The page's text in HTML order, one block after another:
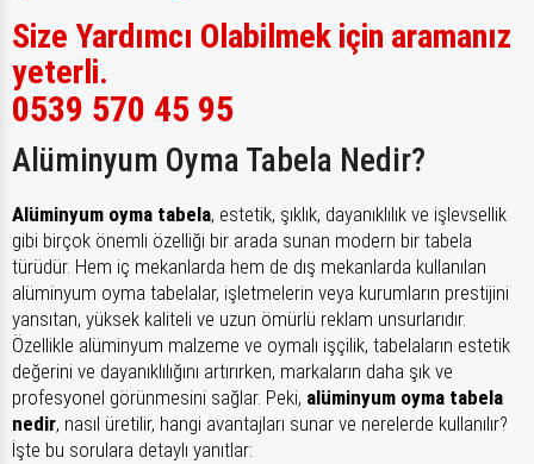
Size Yardımcı Olabilmek için aramanız
yeterli.
0539 570 45 95
Alüminyum Oyma Tabela Nedir?
Alüminyum oyma tabela, estetik, şıklık, dayanıklılık ve işlevsellik
gibi birçok önemli özelliği bir arada sunan modern bir tabela
türüdür. Hem iç mekanlarda hem de dış mekanlarda kullanılan
alüminyum oyma tabelalar, işletmelerin veya kurumların prestijini
yansıtan, yüksek kaliteli ve uzun ömürlü reklam unsurlarıdır.
Özellikle alüminyum malzeme ve oymalı işçilik, tabelaların estetik
değerini ve dayanıklılığını artırırken, markaların daha şık ve
profesyonel görünmesini sağlar. Peki, alüminyum oyma tabela
nedir, nasıl üretilir, hangi avantajları sunar ve nerelerde kullanılır?
İşte bu sorulara detaylı yanıtlar: